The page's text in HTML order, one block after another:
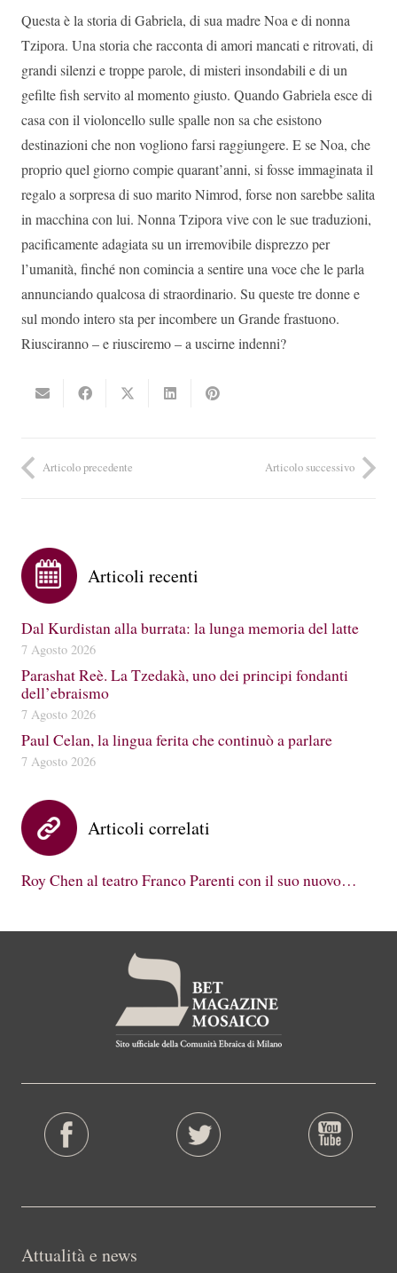
Questa è la storia di Gabriela, di sua madre Noa e di nonna
Tzipora. Una storia che racconta di amori mancati e ritrovati, di
grandi silenzi e troppe parole, di misteri insondabili e di un
gefilte fish servito al momento giusto. Quando Gabriela esce di
casa con il violoncello sulle spalle non sa che esistono
destinazioni che non vogliono farsi raggiungere. E se Noa, che
proprio quel giorno compie quarant’anni, si fosse immaginata il
regalo a sorpresa di suo marito Nimrod, forse non sarebbe salita
in macchina con lui. Nonna Tzipora vive con le sue traduzioni,
pacificamente adagiata su un irremovibile disprezzo per
l’umanità, finché non comincia a sentire una voce che le parla
annunciando qualcosa di straordinario. Su queste tre donne e
sul mondo intero sta per incombere un Grande frastuono.
Riusciranno – e riusciremo – a uscirne indenni?
Articolo precedente Articolo successivo
Articoli recenti
Dal Kurdistan alla burrata: la lunga memoria del latte
7 Agosto 2026
Parashat Reè. La Tzedakà, uno dei principi fondanti
dell’ebraismo
7 Agosto 2026
Paul Celan, la lingua ferita che continuò a parlare
7 Agosto 2026
Articoli correlati
Roy Chen al teatro Franco Parenti con il suo nuovo…
Attualità e news